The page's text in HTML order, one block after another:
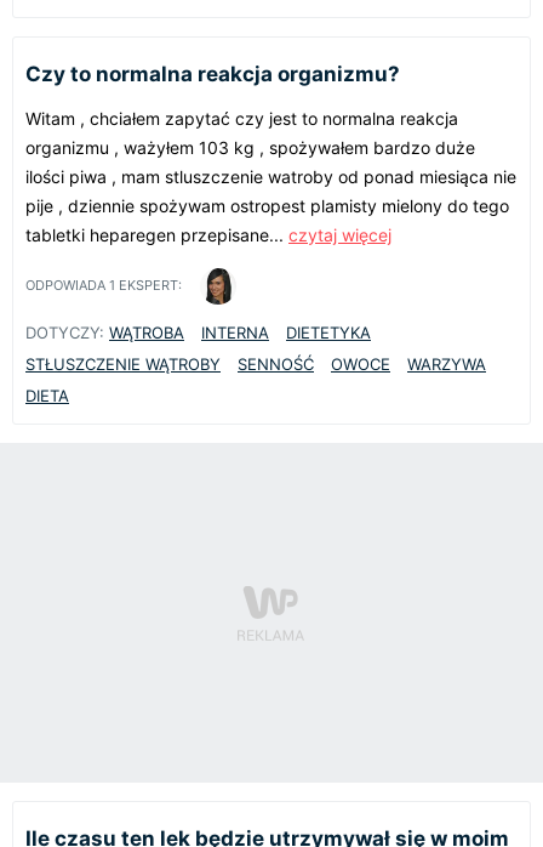
Czy to normalna reakcja organizmu?
Witam , chciałem zapytać czy jest to normalna reakcja
organizmu , ważyłem 103 kg , spożywałem bardzo duże
ilości piwa , mam stluszczenie watroby od ponad miesiąca nie
pije , dziennie spożywam ostropest plamisty mielony do tego
tabletki heparegen przepisane... czytaj więcej
ODPOWIADA 1 EKSPERT:
DOTYCZY: WĄTROBA INTERNA
DIETETYKA
STŁUSZCZENIE WĄTROBY
SENNOŚĆ OWOCE
WARZYWA
DIETA
Ile czasu ten lek będzie utrzymywał się w moim